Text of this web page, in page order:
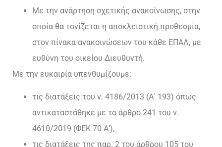
Με την ανάρτηση σχετικής ανακοίνωσης, στην
οποία θα τονίζεται η αποκλειστική προθεσμία,
στον πίνακα ανακοινώσεων του κάθε ΕΠΑΛ, με
ευθύνη του οικείου Διευθυντή.
Με την ευκαιρία υπενθυμίζουμε:
τις διατάξεις του ν. 4186/2013 (Α΄ 193) όπως
αντικαταστάθηκε με το άρθρο 241 του ν.
4610/2019 (ΦΕΚ 70 Α’),
τις διατάξεις της παρ. 2 του άρθρου 105 του